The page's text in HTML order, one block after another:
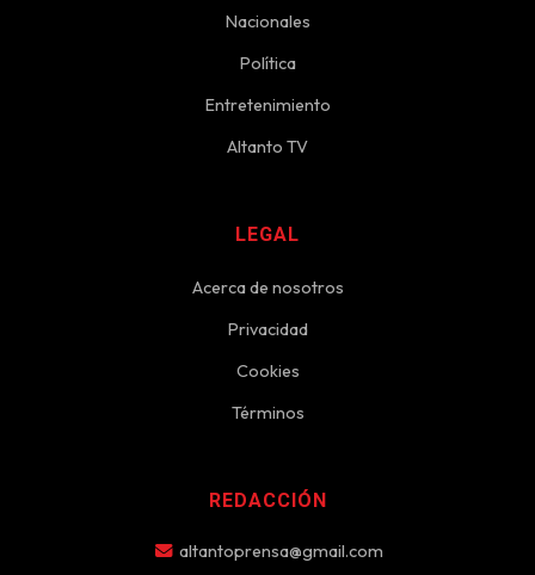
Nacionales
Política
Entretenimiento
Altanto TV
LEGAL
Acerca de nosotros
Privacidad
Cookies
Términos
REDACCIÓN
altantoprensa@gmail.com